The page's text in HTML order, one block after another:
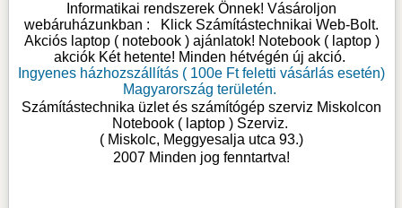
Informatikai rendszerek Önnek! Vásároljon
webáruházunkban : Klick Számítástechnikai Web-Bolt.
Akciós laptop ( notebook ) ajánlatok! Notebook ( laptop )
akciók Két hetente! Minden hétvégén új akció.
Ingyenes házhozszállítás ( 100e Ft feletti vásárlás esetén)
Magyarország területén.
Számítástechnika üzlet és számítógép szerviz Miskolcon
Notebook ( laptop ) Szerviz.
( Miskolc, Meggyesalja utca 93.)
2007 Minden jog fenntartva!